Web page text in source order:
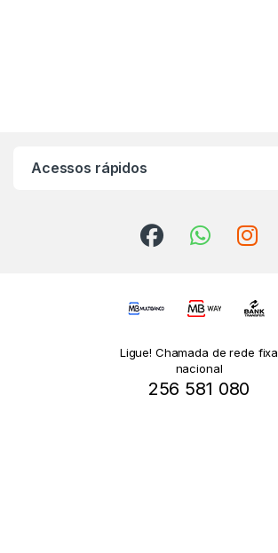
Acessos rápidos
Ligue! Chamada de rede fixa
nacional
256 581 080